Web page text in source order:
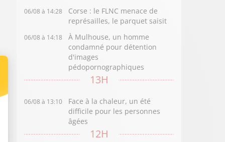
06/08 à 14:28
Corse : le FLNC menace de
représailles, le parquet saisit
06/08 à 14:18
À Mulhouse, un homme
condamné pour détention
d'images
pédopornographiques
13H
06/08 à 13:10
Face à la chaleur, un été
difficile pour les personnes
âgées
12H